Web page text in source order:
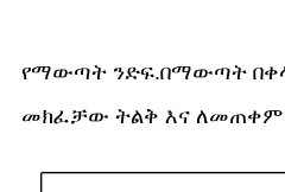
የማውጣት ንድፍ.በማውጣት
መክፈቻው ትልቅ እና ለመጠቀም